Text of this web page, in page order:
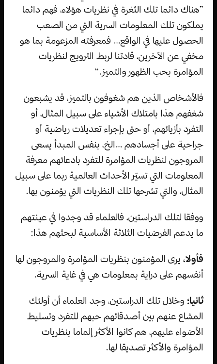
”هناك دائما تلك الثغرة في نظريات هؤلاء، فهم دائما
يملكون تلك المعلومات السرية التي من الصعب
الحصول عليها في الواقع… فمعرفته المزعومة بما هو
مخفي عن الآخرين، قادتنا لربط الترويج لنظريات
المؤامرة بحب الظهور والتميز.“
فالأشخاص الذين هم شغوفون بالتميز، قد يشبعون
شغفهم هذا بامتلاك الأشياء على سبيل المثال، أو
التفرد بأزيائهم، أو حتى بإجراء تعديلات رياضية أو
جراحية على أجسادهم …الخ، بنفس المبدأ يسعى
المروجون لنظريات المؤامرة للتفرد بادعائهم معرفة
المعلومات التي تسيّر الأحداث العالمية ربما على سبيل
المثال، والتي تشرحها تلك النظريات التي يؤمنون بها.
ووفقا لتلك الدراستين، فالعلماء قد وجدوا في عينتهم
ما يدعم الفرضيات الثلاثة الأساسية لبحثهم هذا:
فأولا، يرى المؤمنون بنظريات المؤامرة والمروجون لها
أنفسهم على دراية بمعلومات هي في غاية السرية.
ثانيا؛ وخلال تلك الدراستين، وجد العلماء أن أولئك
المشاع عنهم بين أصدقائهم حبهم للتفرد وتسليط
الأضواء عليهم، هم كانوا الأكثر إلماما بنظريات
المؤامرة والأكثر تصديقا لها.